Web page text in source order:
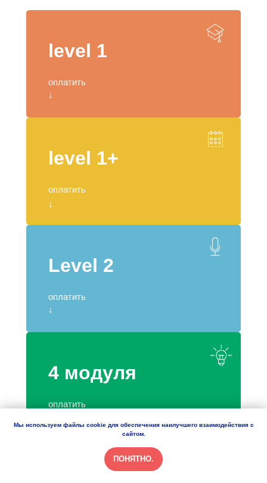
Level 2
оплатить
↓
Level 2
оплатить
level 1+
оплатить
↓
level 1
Сравнить варианты участия
↓
оплатить
4 модуля
Мы используем файлы cookie для обеспечения наилучшего взаимодействия с
сайтом.
ПОНЯТНО.